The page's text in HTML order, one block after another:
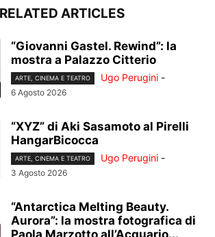
RELATED ARTICLES
“Giovanni Gastel. Rewind”: la
mostra a Palazzo Citterio
ARTE, CINEMA E TEATRO Ugo Perugini -
6 Agosto 2026
“XYZ” di Aki Sasamoto al Pirelli
HangarBicocca
ARTE, CINEMA E TEATRO Ugo Perugini -
3 Agosto 2026
“Antarctica Melting Beauty.
Aurora”: la mostra fotografica di